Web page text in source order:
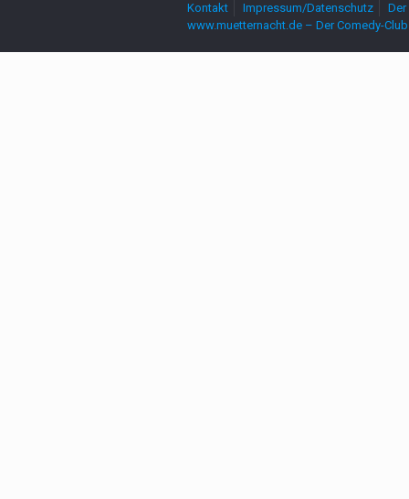
Kontakt Impressum/Datenschutz
www.muetternacht.de – Der Comedy-Club